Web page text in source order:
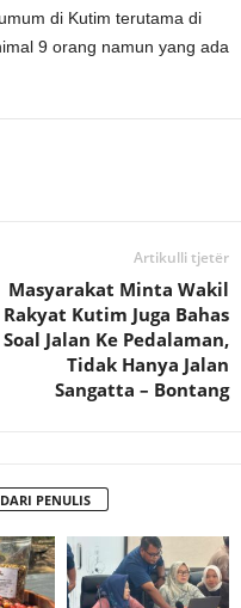
di Kutim terutama di
9 orang namun yang ada
Artikulli tjetër
Masyarakat Minta Wakil
Rakyat Kutim Juga Bahas
Soal Jalan Ke Pedalaman,
Tidak Hanya Jalan
Sangatta – Bontang
DARI PENULIS